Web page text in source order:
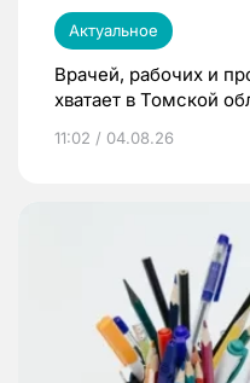
Актуальное
Врачей, рабочих и
хватает в Томской
11:02 / 04.08.26